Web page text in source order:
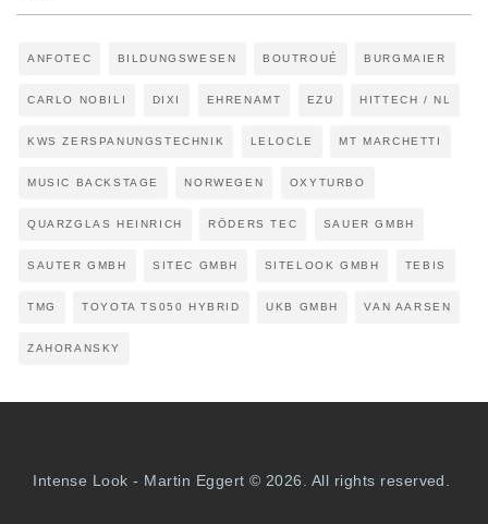
ANFOTEC BILDUNGSWESEN BOUTROUÉ BURGMAIER
CARLO NOBILI DIXI EHRENAMT EZU HITTECH / NL
KWS ZERSPANUNGSTECHNIK LELOCLE MT MARCHETTI
MUSIC BACKSTAGE NORWEGEN OXYTURBO
QUARZGLAS HEINRICH RÖDERS TEC SAUER GMBH
SAUTER GMBH SITEC GMBH SITELOOK GMBH TEBIS
TMG TOYOTA TS050 HYBRID UKB GMBH VAN AARSEN
ZAHORANSKY
Intense Look - Martin Eggert © 2026. All rights reserved.